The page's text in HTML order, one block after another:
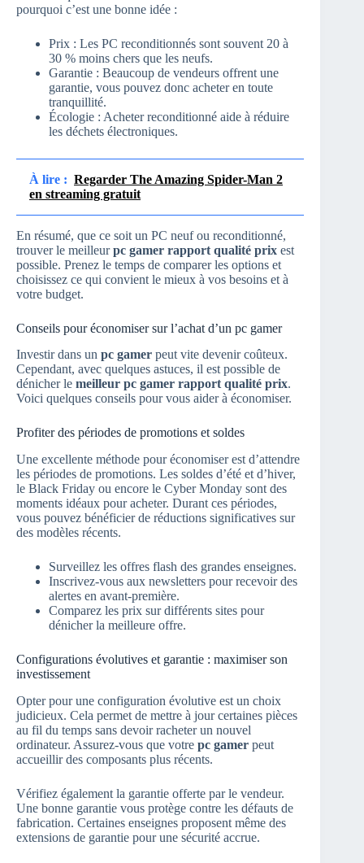
pourquoi c’est une bonne idée :
Prix : Les PC reconditionnés sont souvent 20 à
30 % moins chers que les neufs.
Garantie : Beaucoup de vendeurs offrent une
garantie, vous pouvez donc acheter en toute
tranquillité.
Écologie : Acheter reconditionné aide à réduire
les déchets électroniques.
À lire : Regarder The Amazing Spider-Man 2
en streaming gratuit
En résumé, que ce soit un PC neuf ou reconditionné,
trouver le meilleurpc gamer rapport qualité prix est
possible. Prenez le temps de comparer les options et
choisissez ce qui convient le mieux à vos besoins et à
votre budget.
Conseils pour économiser sur l’achat d’un pc gamer
Investir dans un pc gamer peut vite devenir coûteux.
Cependant, avec quelques astuces, il est possible de
dénicher le meilleur pc gamer rapport qualité prix.
Voici quelques conseils pour vous aider à économiser.
Profiter des périodes de promotions et soldes
Une excellente méthode pour économiser est d’attendre
les périodes de promotions. Les soldes d’été et d’hiver,
le Black Friday ou encore le Cyber Monday sont des
moments idéaux pour acheter. Durant ces périodes,
vous pouvez bénéficier de réductions significatives sur
des modèles récents.
Surveillez les offres flash des grandes enseignes.
Inscrivez-vous aux newsletters pour recevoir des
alertes en avant-première.
Comparez les prix sur différents sites pour
dénicher la meilleure offre.
Configurations évolutives et garantie : maximiser son
investissement
Opter pour une configuration évolutive est un choix
judicieux. Cela permet de mettre à jour certaines pièces
au fil du temps sans devoir racheter un nouvel
ordinateur. Assurez-vous que votre pc gamer peut
accueillir des composants plus récents.
Vérifiez également la garantie offerte par le vendeur.
Une bonne garantie vous protège contre les défauts de
fabrication. Certaines enseignes proposent même des
extensions de garantie pour une sécurité accrue.